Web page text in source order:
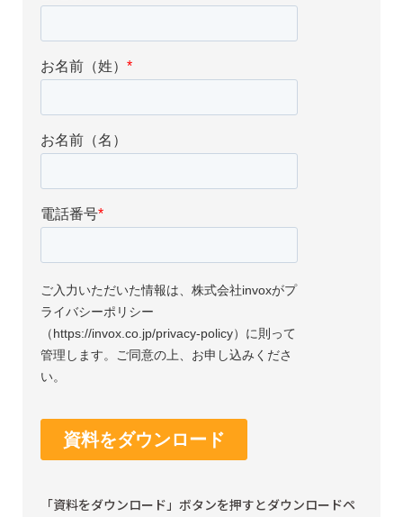
「資料をダウンロード」ボタンを押すとダウンロードペ